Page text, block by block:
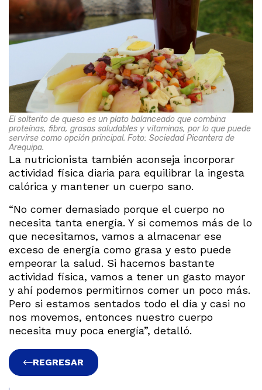
El solterito de queso es un plato balanceado que combina
proteínas, fibra, grasas saludables y vitaminas, por lo que puede
servirse como opción principal. Foto: Sociedad Picantera de
Arequipa.
La nutricionista también aconseja incorporar
actividad física diaria para equilibrar la ingesta
calórica y mantener un cuerpo sano.
“No comer demasiado porque el cuerpo no
necesita tanta energía. Y si comemos más de lo
que necesitamos, vamos a almacenar ese
exceso de energía como grasa y esto puede
empeorar la salud. Si hacemos bastante
actividad física, vamos a tener un gasto mayor
y ahí podemos permitirnos comer un poco más.
Pero si estamos sentados todo el día y casi no
nos movemos, entonces nuestro cuerpo
necesita muy poca energía”, detalló.
REGRESAR